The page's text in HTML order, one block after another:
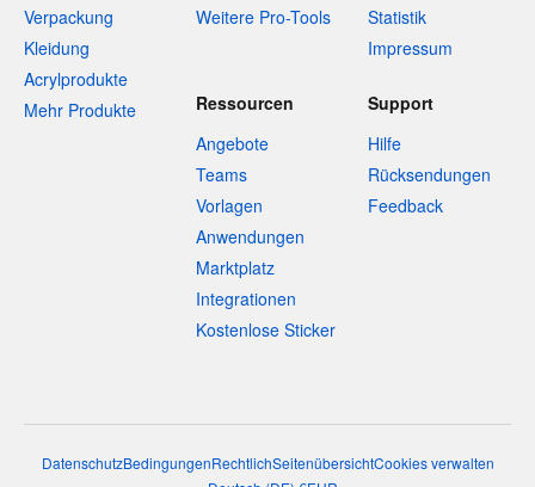
Verpackung
Kleidung
Acrylprodukte
Mehr Produkte
Weitere Pro-Tools
Statistik
Impressum
Ressourcen
Angebote
Teams
Vorlagen
Anwendungen
Marktplatz
Integrationen
Kostenlose Sticker
Support
Hilfe
Rücksendungen
Feedback
DatenschutzBedingungenRechtlichSeitenübersichtCookies verwalten